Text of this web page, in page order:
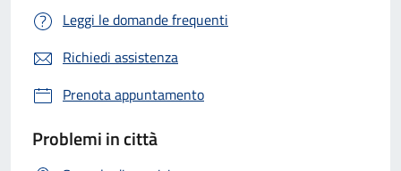
Leggi le domande frequenti
Richiedi assistenza
Prenota appuntamento
Problemi in città